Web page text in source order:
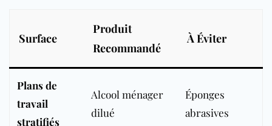
Surface
Produit
Recommandé
À Éviter
Plans de
travail
stratifiés
Alcool ménager
dilué
Éponges
abrasives